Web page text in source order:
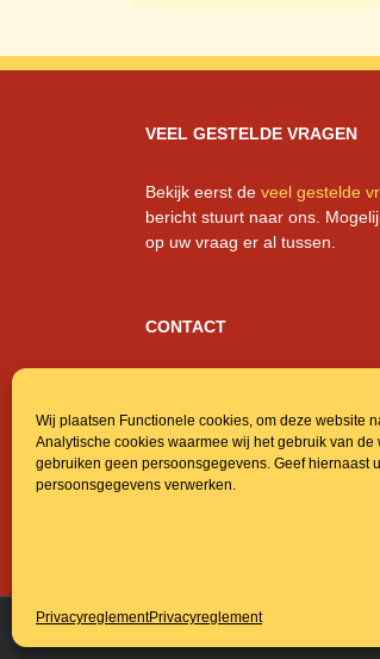
Wij plaatsen Functionele cookies, om deze website
Analytische cookies waarmee wij het gebruik van
gebruiken geen persoonsgegevens. Geef hiernaast
persoonsgegevens verwerken.
PrivacyreglementPrivacyreglement
VEEL GESTELDE VRAGEN
Bekijk eerst de veel gestelde
bericht stuurt naar ons.
op uw vraag er al tussen.
CONTACT
info@regentonnen.nl
+31 (0)6 23 16 49 62
013-5112890